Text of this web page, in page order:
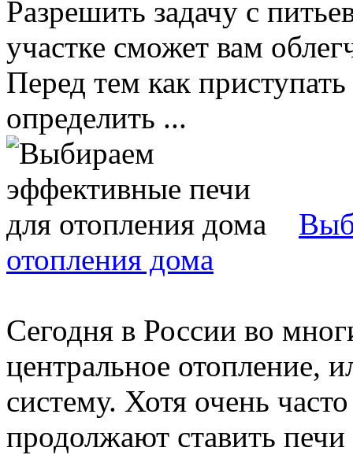
Разрешить задачу с
участке сможет вам
Перед тем как
определить ...
отопления дома
Сегодня в России во
центральное отопление,
систему. Хотя очень
продолжают ставить печи